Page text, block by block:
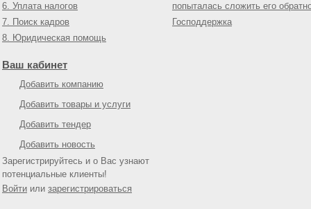
6. Уплата налогов
7. Поиск кадров
8. Юридическая помощь
попыталась сложить его
Господдержка
Ваш кабинет
Добавить компанию
Добавить товары и услуги
Добавить тендер
Добавить новость
Зарегистрируйтесь и о Вас узнают
потенциальные клиенты!
Войти или зарегистрироваться